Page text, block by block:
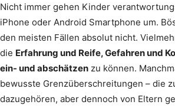
Nicht immer gehen Kinder
iPhone oder Android Smartphone um.
den meisten Fällen absolut nicht.
die Erfahrung und Reife, Gefahren und
ein- und abschätzen zu können.
bewusste Grenzüberschreitungen – die
dazugehören, aber dennoch von Eltern